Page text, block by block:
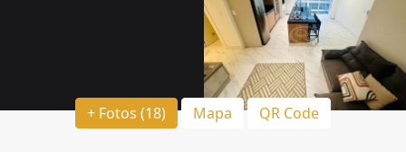
+ Fotos (18) Mapa QR Code